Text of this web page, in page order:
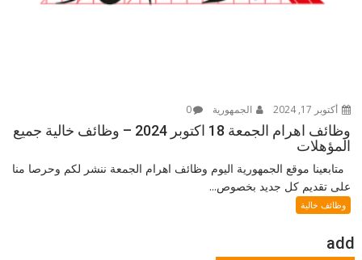
أكتوبر 17, 2024 الجمهورية 0
وظائف اهرام الجمعة 18 اكتوبر 2024 – وظائف خالية جميع
المؤهلات
متابعينا موقع الجمهورية اليوم وظائف اهرام الجمعة ننشر لكم وحرصا منا
على تقديم كل جديد بخصوص...
وظائف خالية
add